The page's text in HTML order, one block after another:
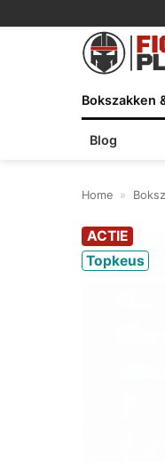
naar
Bokszakken
Blog
Home »
ACTIE
Topkeus